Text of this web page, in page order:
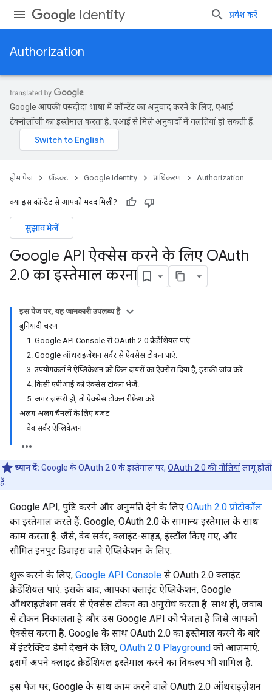
Identity प्रवेश करें
Authorization
Google आपकी पसंदीदा भाषा में कॉन्टेंट का अनुवाद करने के लिए, एआई
टेक्नोलॉजी का इस्तेमाल करता है. एआई से मिले अनुवादों में गलतियां हो सकती हैं.
होम पेज प्रॉडक्ट Google Identity प्राधिकरण Authorization
क्या इस कॉन्टेंट से आपको मदद मिली?
सुझाव भेजें
Google API ऐक्सेस करने के लिए OAuth
2.0 का इस्तेमाल करना
इस पेज पर, यह जानकारी उपलब्ध है
बुनियादी चरण
1. Google API Console से OAuth 2.0 क्रेडेंशियल पाएं.
2. Google ऑथराइज़ेशन सर्वर से ऐक्सेस टोकन पाएं.
3. उपयोगकर्ता ने ऐप्लिकेशन को किन दायरों का ऐक्सेस दिया है, इसकी जांच करें.
4. किसी एपीआई को ऐक्सेस टोकन भेजें.
5. अगर ज़रूरी हो, तो ऐक्सेस टोकन रीफ़्रेश करें.
अलग-अलग चैनलों के लिए बजट
वेब सर्वर ऐप्लिकेशन
ध्यान दें: Google के OAuth 2.0 के इस्तेमाल पर, OAuth 2.0 की नीतियांलागू होती
हैं.
Google API, पुष्टि करने और अनुमति देने के लिए OAuth 2.0 प्रोटोकॉल
का इस्तेमाल करते हैं. Google, OAuth 2.0 के सामान्य इस्तेमाल के साथ
काम करता है. जैसे, वेब सर्वर, क्लाइंट-साइड, इंस्टॉल किए गए, और
सीमित इनपुट डिवाइस वाले ऐप्लिकेशन के लिए.
शुरू करने के लिए, Google API Console से OAuth 2.0 क्लाइंट
क्रेडेंशियल पाएं. इसके बाद, आपका क्लाइंट ऐप्लिकेशन, Google
ऑथराइज़ेशन सर्वर से ऐक्सेस टोकन का अनुरोध करता है. साथ ही, जवाब
से टोकन निकालता है और उस Google API को भेजता है जिसे आपको
ऐक्सेस करना है. Google के साथ OAuth 2.0 का इस्तेमाल करने के बारे
में इंटरैक्टिव डेमो देखने के लिए, OAuth 2.0 Playground को आज़माएं.
इसमें अपने क्लाइंट क्रेडेंशियल इस्तेमाल करने का विकल्प भी शामिल है.
इस पेज पर, Google के साथ काम करने वाले OAuth 2.0 ऑथराइज़ेशन